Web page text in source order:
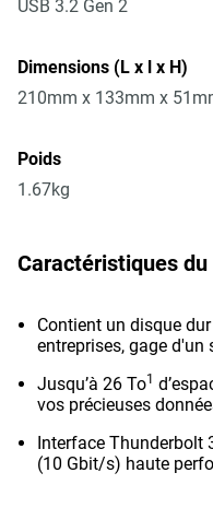
USB 3.2 Gen 2
Dimensions (L x l x H)
210mm x 133mm x
Poids
1.67kg
Caractéristiques
Contient un disque
entreprises, gage
Jusqu’à 26 To1
vos précieuses
Interface Thunderbolt
(10 Gbit/s) haute